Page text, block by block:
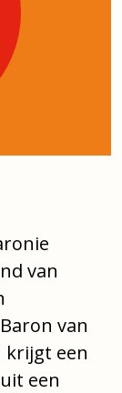
van
van
krijgt een
een